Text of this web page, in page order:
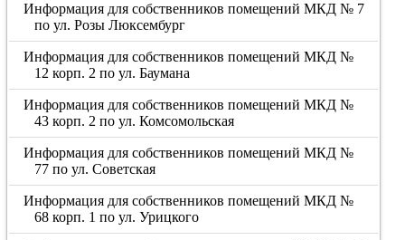
Информация для собственников помещений МКД № 7
по ул. Розы Люксембург
Информация для собственников помещений МКД №
12 корп. 2 по ул. Баумана
Информация для собственников помещений МКД №
43 корп. 2 по ул. Комсомольская
Информация для собственников помещений МКД №
77 по ул. Советская
Информация для собственников помещений МКД №
68 корп. 1 по ул. Урицкого